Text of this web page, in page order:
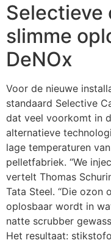
Selectieve
slimme
DeNOx
Voor de nieuwe
standaard Selective
dat veel voorkomt in
alternatieve
lage temperaturen
pelletfabriek. “We
vertelt Thomas
Tata Steel. “Die ozon
oplosbaar wordt in
natte scrubber
Het resultaat: